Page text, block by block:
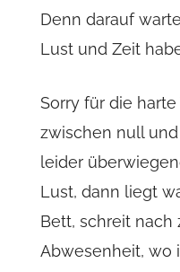
Denn darauf
Lust und Zeit
Sorry für die
zwischen null
leider
Lust, dann liegt
Bett, schreit nach
Abwesenheit, wo